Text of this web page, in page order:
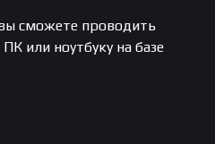
сможете проводить
или ноутбуку на базе